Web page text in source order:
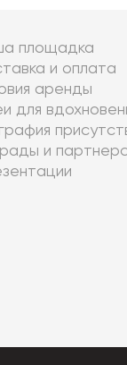
площадка
и оплата
аренды
для
и